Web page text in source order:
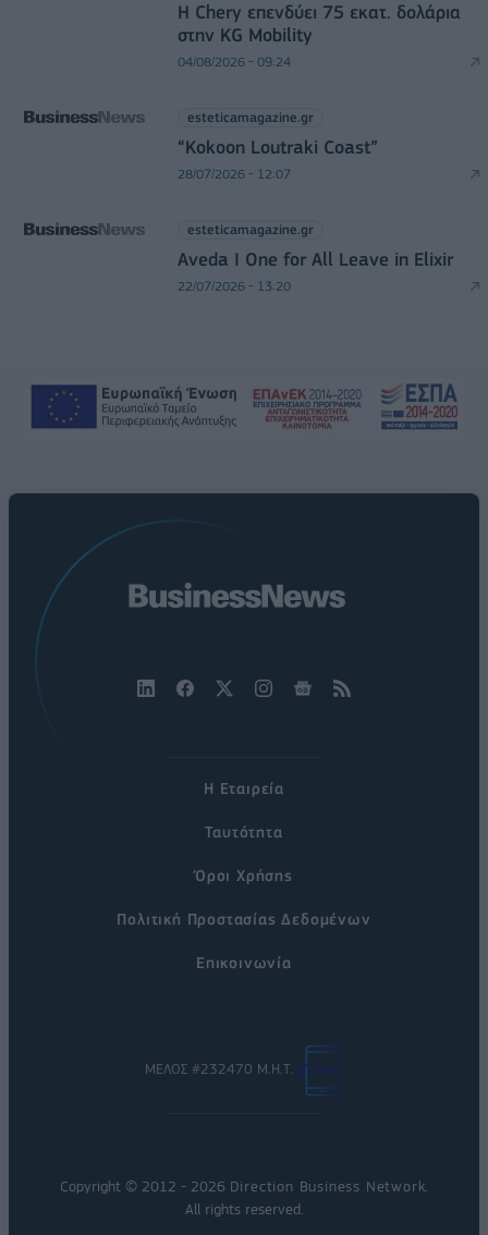
Η Chery επενδύει 75 εκατ. δολάρια
στην KG Mobility
04/08/2026 - 09:24
esteticamagazine.gr
“Kokoon Loutraki Coast”
28/07/2026 - 12:07
esteticamagazine.gr
Aveda I One for All Leave in Elixir
22/07/2026 - 13:20
Η Εταιρεία
Ταυτότητα
Όροι Χρήσης
Πολιτική Προστασίας Δεδομένων
Επικοινωνία
ΜΕΛΟΣ #232470 Μ.Η.Τ.
Copyright © 2012 - 2026 Direction Business Network.
All rights reserved.